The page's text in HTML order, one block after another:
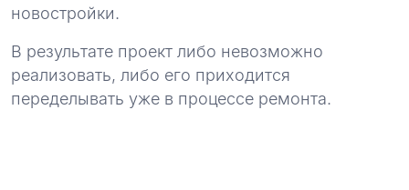
новостройки.
В результате проект либо невозможно
реализовать, либо его приходится
переделывать уже в процессе ремонта.